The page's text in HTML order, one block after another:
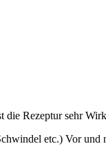
Rezeptur sehr
etc.) Vor und